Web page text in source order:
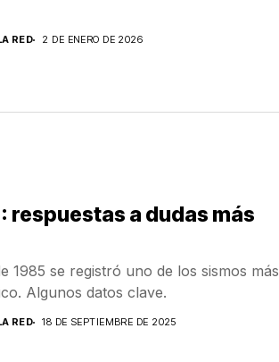
RED 2 DE ENERO DE 2026
respuestas a dudas más
1985 se registró uno de los sismos más
Algunos datos clave.
RED 18 DE SEPTIEMBRE DE 2025